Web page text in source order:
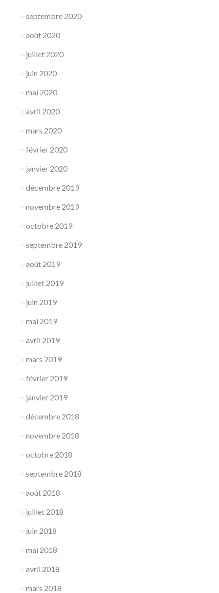
septembre 2020
août 2020
juillet 2020
juin 2020
mai 2020
avril 2020
mars 2020
février 2020
janvier 2020
décembre 2019
novembre 2019
octobre 2019
septembre 2019
août 2019
juillet 2019
juin 2019
mai 2019
avril 2019
mars 2019
février 2019
janvier 2019
décembre 2018
novembre 2018
octobre 2018
septembre 2018
août 2018
juillet 2018
juin 2018
mai 2018
avril 2018
mars 2018